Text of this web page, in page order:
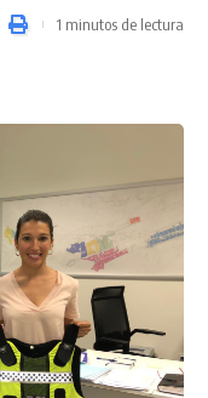
1 minutos de lectura